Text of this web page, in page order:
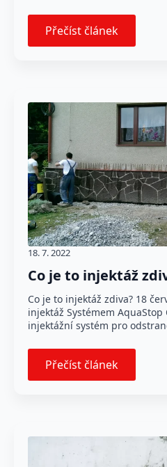
Přečíst článek
Co je to injektáž
18. 7. 2022
Co je to injektáž zdiva? 18
injektáž Systémem
injektážní systém pro
Přečíst článek